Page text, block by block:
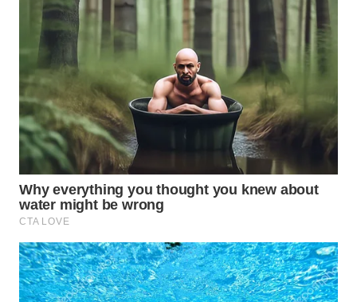
WAHANA
WAHANA
ADVOKAT
WAHANA
INFRASTRUKTUR
WAHANA
KONSUMEN
WAHANA
LISTRIK